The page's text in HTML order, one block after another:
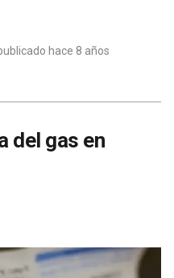
hace 8 años
del gas en